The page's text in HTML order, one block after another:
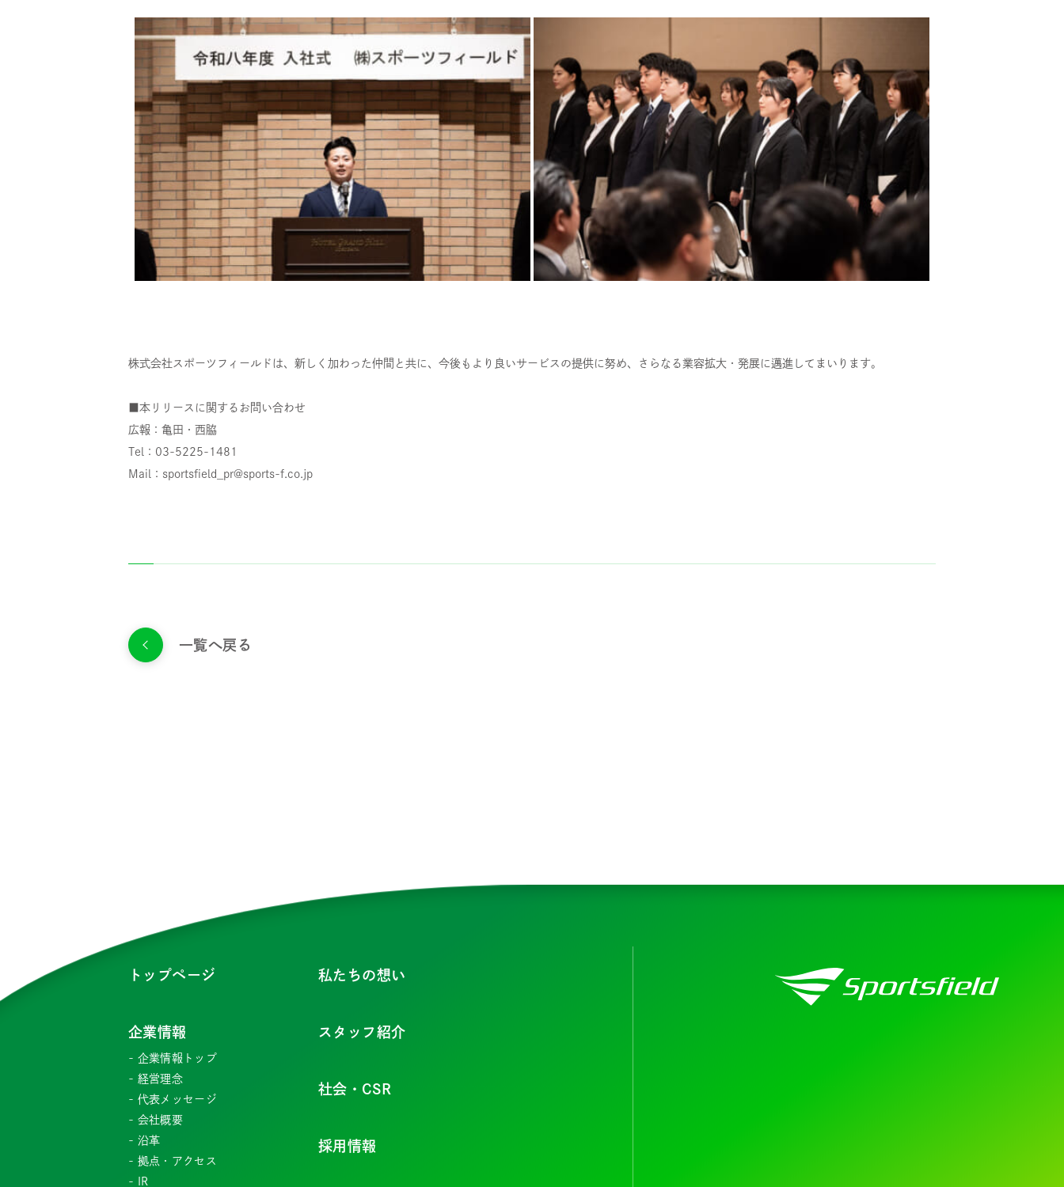
株式会社スポーツフィールドは、新しく加わった仲間と共に、今後もより良いサービスの提供に努め、さらなる業容拡大・発展に邁進してまいります。
■本リリースに関するお問い合わせ
広報：亀田・西脇
Tel：03-5225-1481
Mail：sportsfield_pr@sports-f.co.jp
一覧へ戻る
トップページ
企業情報
企業情報トップ
経営理念
代表メッセージ
会社概要
沿革
拠点・アクセス
IR
私たちの想い
スタッフ紹介
社会・CSR
採用情報